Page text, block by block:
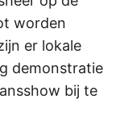
worden
er lokale
demonstratie
bij te